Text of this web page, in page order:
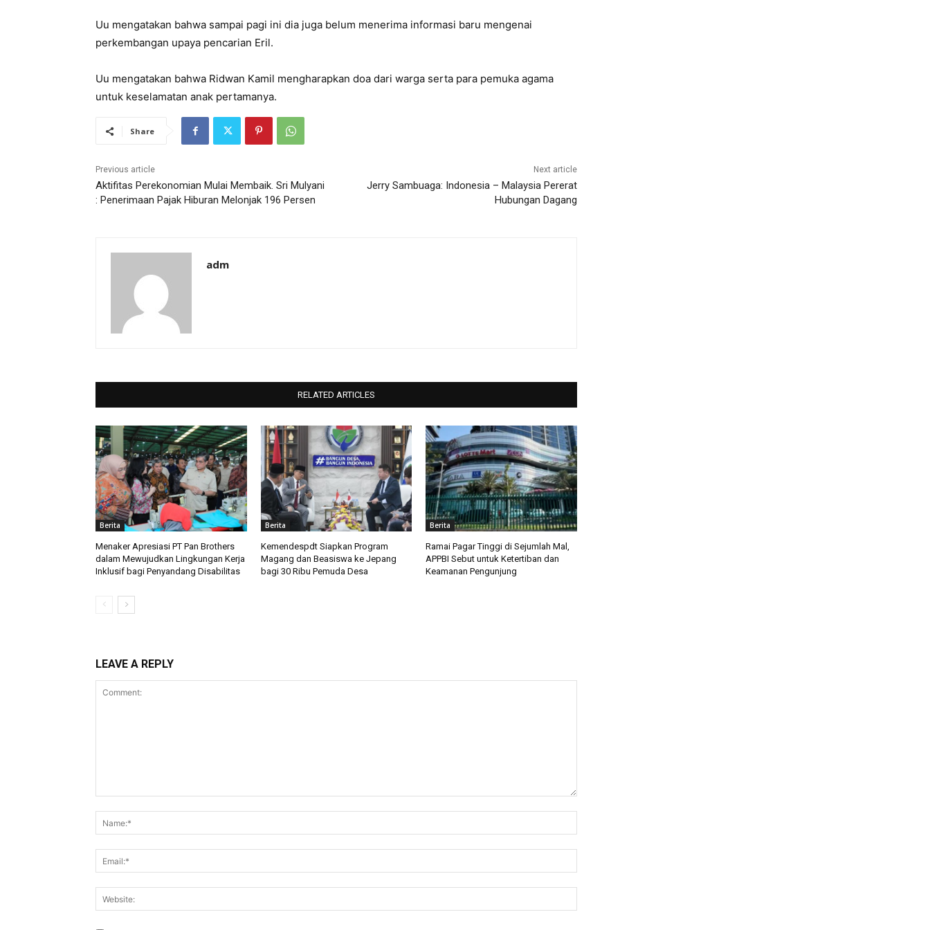
Uu mengatakan bahwa sampai pagi ini dia juga belum menerima informasi baru mengenai
perkembangan upaya pencarian Eril.
Uu mengatakan bahwa Ridwan Kamil mengharapkan doa dari warga serta para pemuka agama
untuk keselamatan anak pertamanya.
Share
Previous article
Aktifitas Perekonomian Mulai Membaik. Sri Mulyani
: Penerimaan Pajak Hiburan Melonjak 196 Persen
Next article
Jerry Sambuaga: Indonesia – Malaysia Pererat
Hubungan Dagang
adm
RELATED ARTICLES
Berita
Menaker Apresiasi PT Pan Brothers
dalam Mewujudkan Lingkungan Kerja
Inklusif bagi Penyandang Disabilitas
Berita
Kemendespdt Siapkan Program
Magang dan Beasiswa ke Jepang
bagi 30 Ribu Pemuda Desa
Berita
Ramai Pagar Tinggi di Sejumlah Mal,
APPBI Sebut untuk Ketertiban dan
Keamanan Pengunjung
LEAVE A REPLY